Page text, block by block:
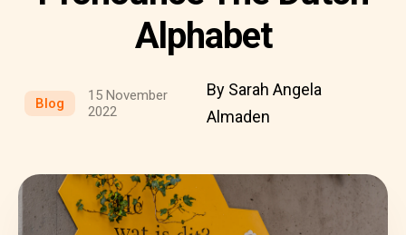
Alphabet
Blog
15 November
2022
By Sarah Angela
Almaden